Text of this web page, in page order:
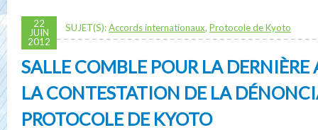
22
JUIN
2012
SUJET(S):Accords internationaux, Protocole de Kyoto
SALLE COMBLE POUR LA DERNIÈRE
LA CONTESTATION DE LA
PROTOCOLE DE KYOTO